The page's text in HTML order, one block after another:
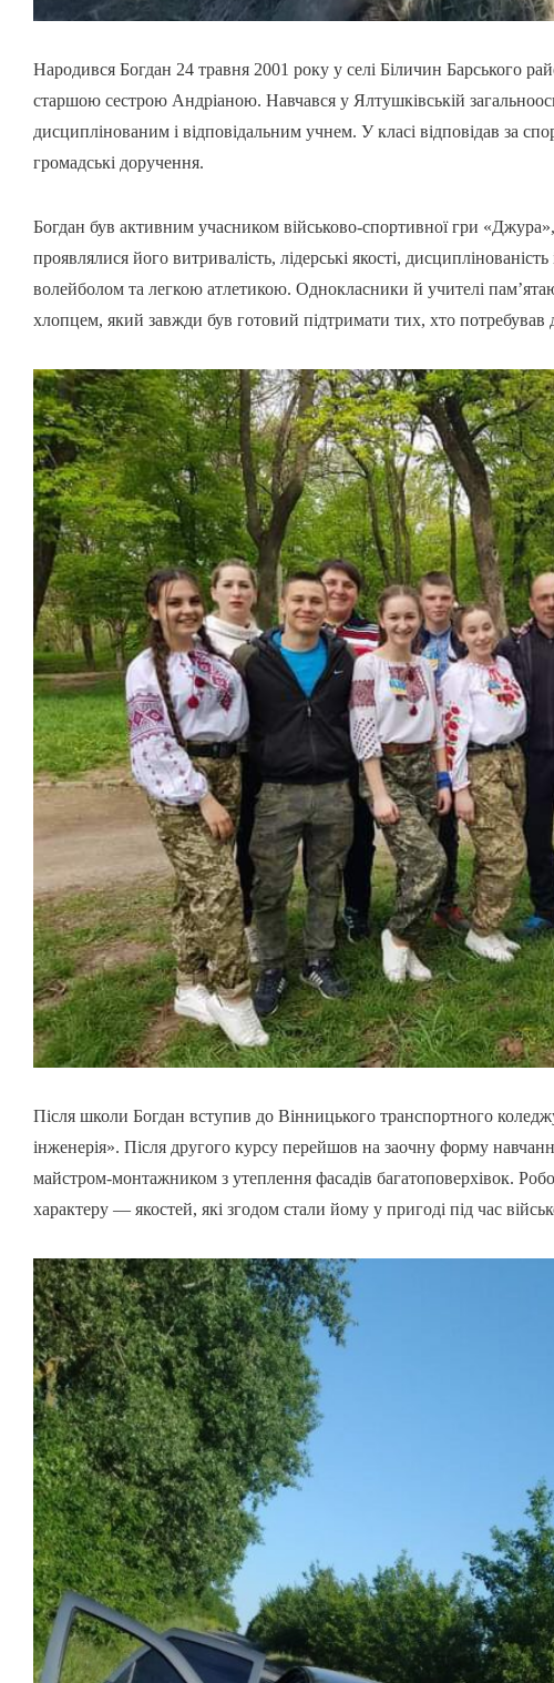
Народився Богдан 24 травня 2001 року у селі Біличин Барського
старшою сестрою Андріаною. Навчався у Ялтушківській
дисциплінованим і відповідальним учнем. У класі відповідав за
громадські доручення.
Богдан був активним учасником військово-спортивної гри
проявлялися його витривалість, лідерські якості,
волейболом та легкою атлетикою. Однокласники й учителі
хлопцем, який завжди був готовий підтримати тих, хто потребував
Після школи Богдан вступив до Вінницького транспортного
інженерія». Після другого курсу перейшов на заочну форму
майстром-монтажником з утеплення фасадів багатоповерхівок.
характеру — якостей, які згодом стали йому у пригоді під час